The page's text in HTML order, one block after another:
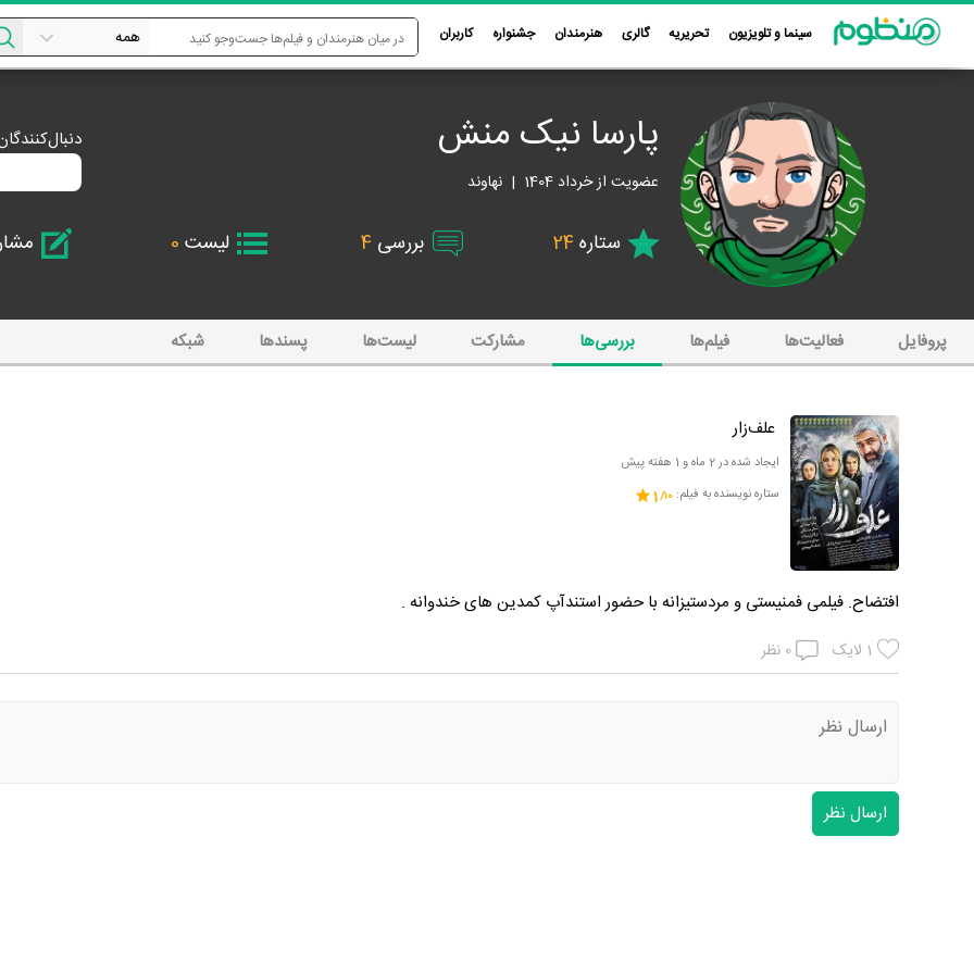
سینما و تلویزیون تحریریه گالری هنرمندان جشنواره کاربران
پارسا نیک منش
عضویت از خرداد 1404 | نهاوند
ستاره 24 بررسی 4 لیست 0
پروفایل فعالیت‌ها فیلم‌ها بررسی‌ها مشارکت لیست‌ها پسند‌ها شبکه
علف‌زار
ایجاد شده در 2 ماه و 1 هفته پیش
ستاره نویسنده به فیلم:
1
افتضاح. فیلمی فمنیستی و مردستیزانه با حضور استندآپ کمدین های خندوانه .
1 لایک 0 نظر
ارسال نظر